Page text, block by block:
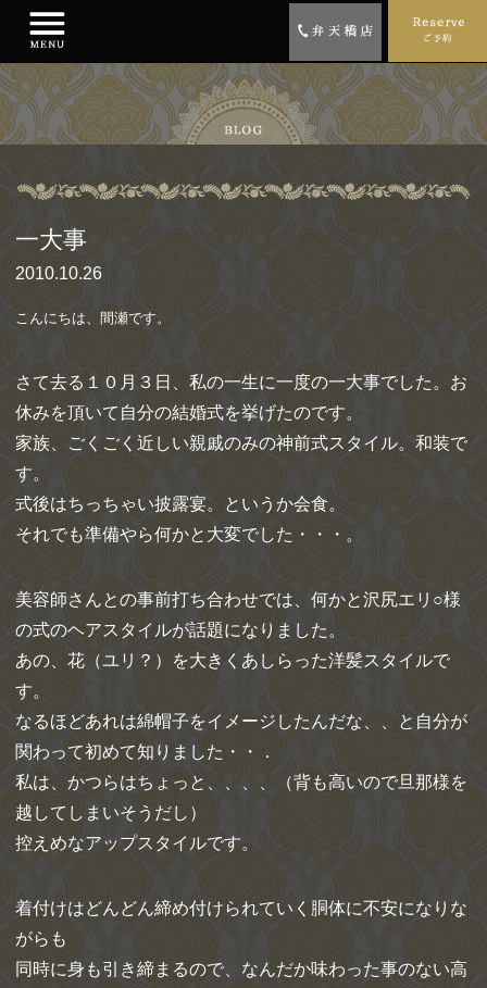
一大事
2010.10.26
こんにちは、間瀬です。
さて去る１０月３日、私の一生に一度の一大事でした。お
休みを頂いて自分の結婚式を挙げたのです。
家族、ごくごく近しい親戚のみの神前式スタイル。和装で
す。
式後はちっちゃい披露宴。というか会食。
それでも準備やら何かと大変でした・・・。
美容師さんとの事前打ち合わせでは、何かと沢尻エリ○様
の式のヘアスタイルが話題になりました。
あの、花（ユリ？）を大きくあしらった洋髪スタイルで
す。
なるほどあれは綿帽子をイメージしたんだな、、と自分が
関わって初めて知りました・・．
私は、かつらはちょっと、、、、（背も高いので旦那様を
越してしまいそうだし）
控えめなアップスタイルです。
着付けはどんどん締め付けられていく胴体に不安になりな
がらも
同時に身も引き締まるので、なんだか味わった事のない高